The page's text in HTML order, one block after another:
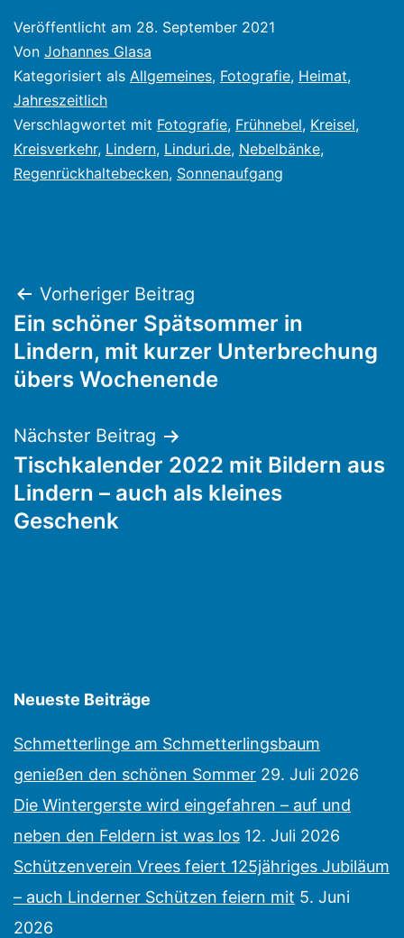
Veröffentlicht am 28. September 2021
Von Johannes Glasa
Kategorisiert als Allgemeines, Fotografie, Heimat,
Jahreszeitlich
Verschlagwortet mit Fotografie, Frühnebel, Kreisel,
Kreisverkehr, Lindern, Linduri.de, Nebelbänke,
Regenrückhaltebecken, Sonnenaufgang
Beitragsnavigation
Vorheriger Beitrag
Ein schöner Spätsommer in
Lindern, mit kurzer Unterbrechung
übers Wochenende
Nächster Beitrag
Tischkalender 2022 mit Bildern aus
Lindern – auch als kleines
Geschenk
Neueste Beiträge
Schmetterlinge am Schmetterlingsbaum
genießen den schönen Sommer 29. Juli 2026
Die Wintergerste wird eingefahren – auf und
neben den Feldern ist was los 12. Juli 2026
Schützenverein Vrees feiert 125jähriges Jubiläum
– auch Linderner Schützen feiern mit 5. Juni
2026